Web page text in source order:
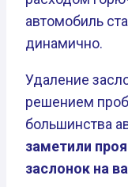
автомобиль
динамично.
Удаление
решением
большинства
заметили
заслонок на